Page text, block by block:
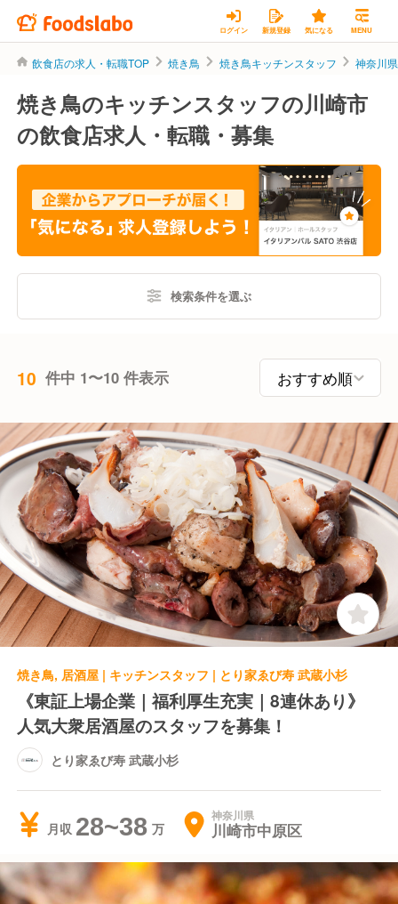
ログイン 新規登録 気になる MENU
飲食店の求人・転職TOP 焼き鳥 焼き鳥キッチンスタッフ 神奈川
焼き鳥のキッチンスタッフの川崎市
の飲食店求人・転職・募集
検索条件を選ぶ
10 件中 1〜10 件表示
焼き鳥, 居酒屋 | キッチンスタッフ | とり家ゑび寿 武蔵小杉
《東証上場企業｜福利厚生充実｜8連休あり》
人気大衆居酒屋のスタッフを募集！
とり家ゑび寿 武蔵小杉
月収 28~38 神奈川県
川崎市中原区